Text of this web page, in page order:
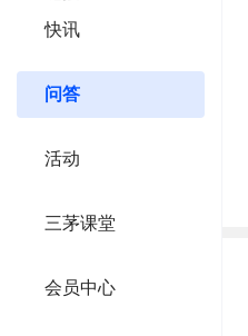
快讯
问答
活动
三茅课堂
会员中心